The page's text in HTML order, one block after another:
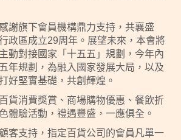
謝旗下會員機構鼎力支持，共襄盛
政區成立29周年。展望未來，本會將
動對接國家「十五五」規劃，今年內
年規劃，為融入國家發展大局，以及
好堅實基礎，共創輝煌。
貨消費獎賞、商場購物優惠、餐飲折
體驗活動，禮遇豐盛，一應俱全。
客支持，指定百貨公司的會員凡單一